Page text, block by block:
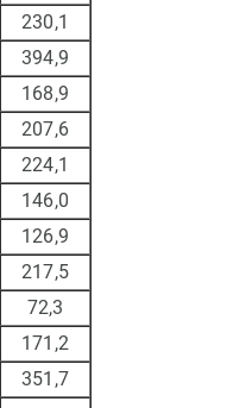
230,1
394,9
168,9
207,6
224,1
146,0
126,9
217,5
72,3
171,2
351,7